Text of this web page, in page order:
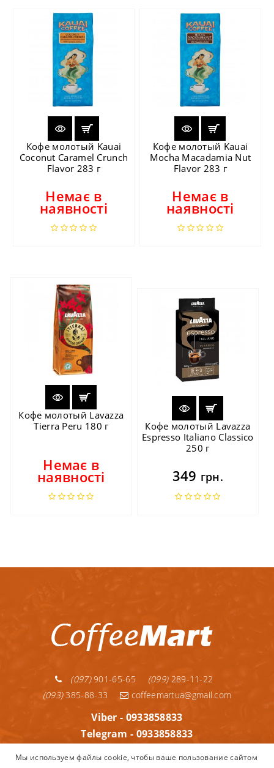
Кофе молотый Kauai
Coconut Caramel Crunch
Flavor 283 г
Немає в
наявності
Кофе молотый Kauai
Mocha Macadamia Nut
Flavor 283 г
Немає в
наявності
Кофе молотый Lavazza
Tierra Peru 180 г
Немає в
наявності
Кофе молотый Lavazza
Espresso Italiano Classico
250 г
349 грн.
(097)901-65-65 (099)289-11-22
(093)385-88-33 coffeemartua@gmail.com
Viber - 0933858833
Telegram - 0933858833
Мы используем файлы cookie, чтобы ваше пользование сайтом